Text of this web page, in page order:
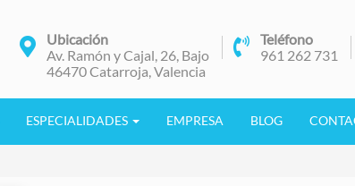
Ubicación
Av. Ramón y Cajal, 26, Bajo
46470 Catarroja, Valencia
Teléfono
961 262 731
ESPECIALIDADES EMPRESA BLOG